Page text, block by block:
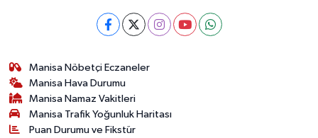
Manisa Nöbetçi Eczaneler
Manisa Hava Durumu
Manisa Namaz Vakitleri
Manisa Trafik Yoğunluk Haritası
Puan Durumu ve Fikstür